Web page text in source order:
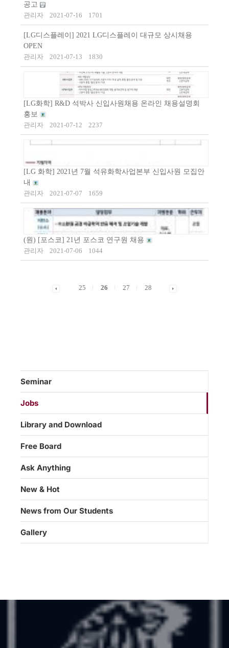
공고
관리자
2021-07-16 1701
[LG디스플레이] 2021 LG디스플레이 대규모 상시채용
OPEN
관리자
2021-07-13 1830
[LG화학] R&D 석박사 신입사원채용 온라인 채용설명회
홍보
관리자
2021-07-12 2237
[LG 화학] 2021년 7월 석유화학사업본부 신입사원 모집안
내
관리자
2021-07-07 1659
(원) [포스코] 21년 포스코 연구원 채용
관리자
2021-07-06 1044
25 26 27 28
Seminar
Jobs
Library and Download
Free Board
Ask Anything
New & Hot
News from Our Students
Gallery